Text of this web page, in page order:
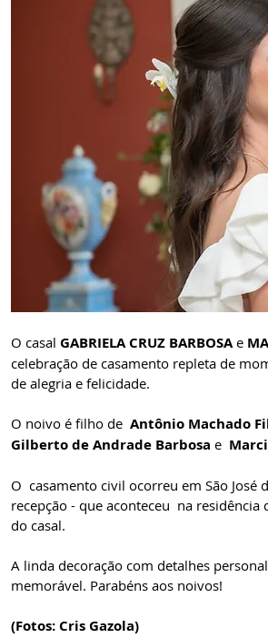
O casal GABRIELA CRUZ BARBOSA e
celebração de casamento repleta de
de alegria e felicidade.
O noivo é filho de Antônio Machado
Gilberto de Andrade Barbosa e
O  casamento civil ocorreu em São José
recepção - que aconteceu  na
do casal.
A linda decoração com detalhes
memorável. Parabéns aos noivos!
(Fotos: Cris Gazola)